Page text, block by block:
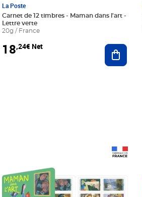
au panier
La Poste
Carnet de 12 timbres - Maman dans l'art -
Lettre verte
20g / France
18,24€ Net